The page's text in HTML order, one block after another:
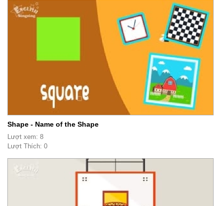
Shape - Name of the Shape
Lượt xem: 8
Lượt Thích: 0